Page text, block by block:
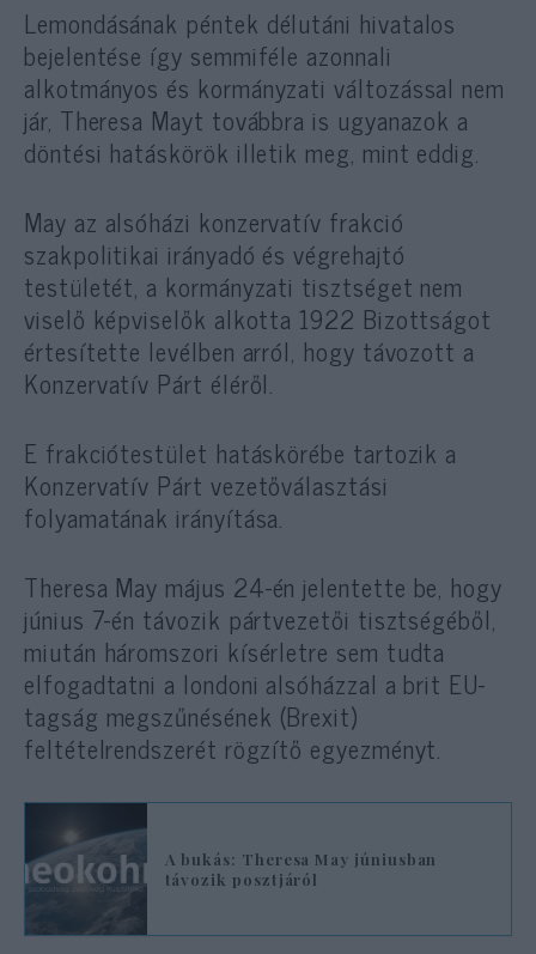
Lemondásának péntek délutáni hivatalos
bejelentése így semmiféle azonnali
alkotmányos és kormányzati változással nem
jár, Theresa Mayt továbbra is ugyanazok a
döntési hatáskörök illetik meg, mint eddig.
May az alsóházi konzervatív frakció
szakpolitikai irányadó és végrehajtó
testületét, a kormányzati tisztséget nem
viselő képviselők alkotta 1922 Bizottságot
értesítette levélben arról, hogy távozott a
Konzervatív Párt éléről.
E frakciótestület hatáskörébe tartozik a
Konzervatív Párt vezetőválasztási
folyamatának irányítása.
Theresa May május 24-én jelentette be, hogy
június 7-én távozik pártvezetői tisztségéből,
miután háromszori kísérletre sem tudta
elfogadtatni a londoni alsóházzal a brit EU-
tagság megszűnésének (Brexit)
feltételrendszerét rögzítő egyezményt.
A bukás: Theresa May júniusban
távozik posztjáról